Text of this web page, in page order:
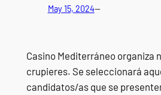
May 15, 2024—
Casino Mediterráneo organiza
crupieres. Se seleccionará
candidatos/as que se